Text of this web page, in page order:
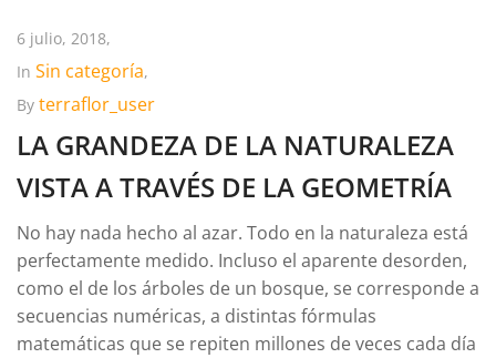
6 julio, 2018,
In Sin categoría,
By terraflor_user
LA GRANDEZA DE LA NATURALEZA
VISTA A TRAVÉS DE LA GEOMETRÍA
No hay nada hecho al azar. Todo en la naturaleza está
perfectamente medido. Incluso el aparente desorden,
como el de los árboles de un bosque, se corresponde a
secuencias numéricas, a distintas fórmulas
matemáticas que se repiten millones de veces cada día